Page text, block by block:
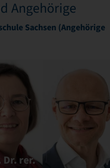
Angehörige
Sachsen (Angehörige
Dr. rer.